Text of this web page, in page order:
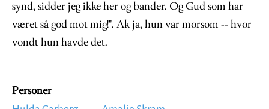
synd, sidder jeg ikke her og bander. Og Gud som har
været så god mot mig!". Ak ja, hun var morsom -- hvor
vondt hun havde det.
Personer